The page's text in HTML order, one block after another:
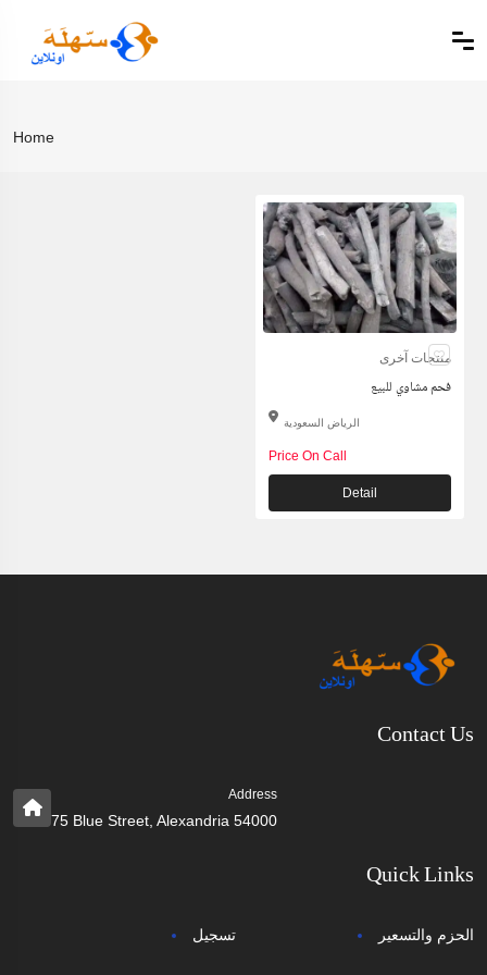
Home
منتجات آخرى
فحم مشاوي للبيع
الرياض السعودية
Price On Call
Detail
Contact Us
Address
75 Blue Street, Alexandria 54000
Quick Links
تسجيل الحزم والتسعير